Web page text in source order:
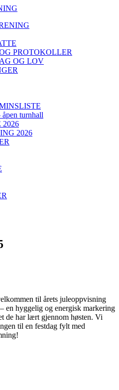
PROTOKOLLER
OG LOV
turnhall
2026
2026
til årets juleoppvisning
– en hyggelig og energisk markering
de har lært gjennom høsten. Vi
til en festdag fylt med